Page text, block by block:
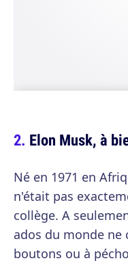
Elon Musk, à
Né en 1971 en
n'était pas
collège. A
ados du monde ne
boutons ou à